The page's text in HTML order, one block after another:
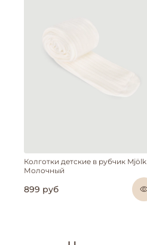
Колготки детские в рубчик Mjölk
Молочный
899 руб